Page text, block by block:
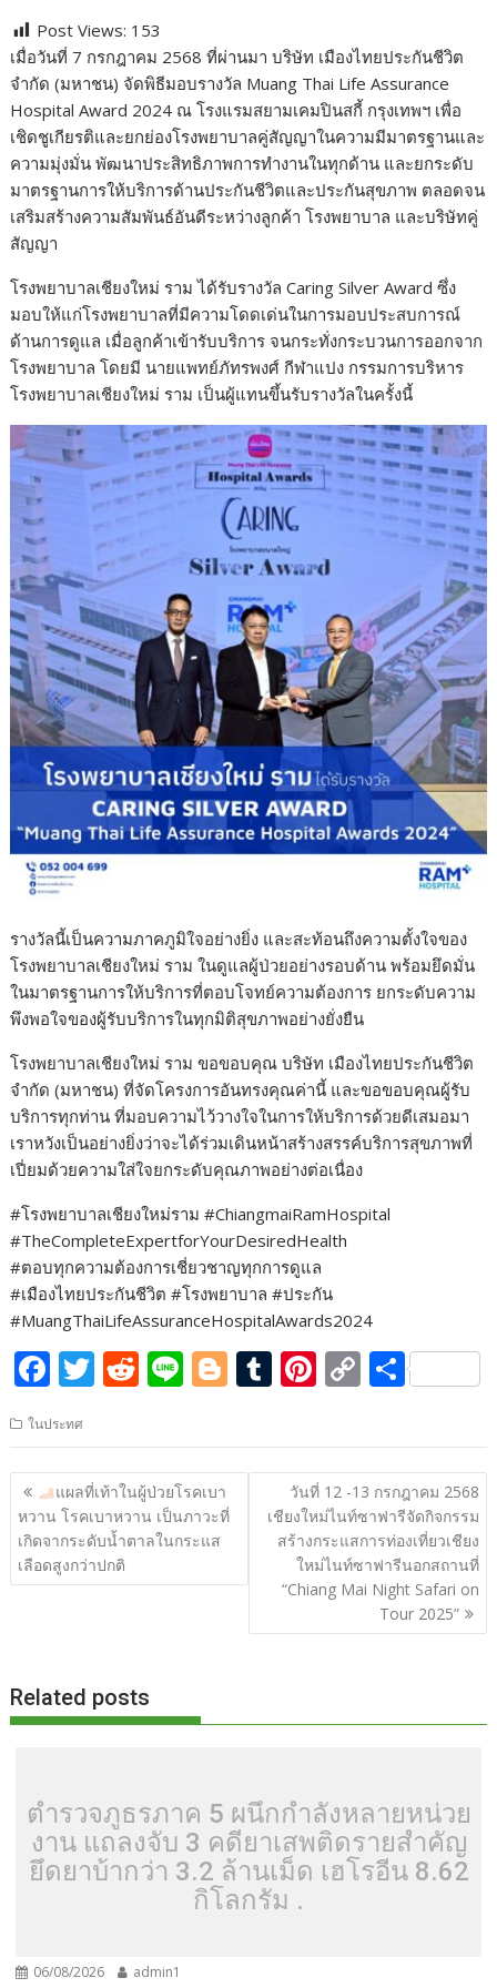
e
b
o
o
k
itt
er
d
di
t
e g
g
er
m
bl
r
er
e
st
p
y
Li
n
k
ar
e
Post Views: 153
เมื่อวันที่ 7 กรกฎาคม 2568 ที่ผ่านมา บริษัท เมืองไทยประกันชีวิต
จำกัด (มหาชน) จัดพิธีมอบรางวัล Muang Thai Life Assurance
Hospital Award 2024 ณ โรงแรมสยามเคมปินสกี้ กรุงเทพฯ เพื่อ
เชิดชูเกียรติและยกย่องโรงพยาบาลคู่สัญญาในความมีมาตรฐานและ
ความมุ่งมั่น พัฒนาประสิทธิภาพการทำงานในทุกด้าน และยกระดับ
มาตรฐานการให้บริการด้านประกันชีวิตและประกันสุขภาพ ตลอดจน
เสริมสร้างความสัมพันธ์อันดีระหว่างลูกค้า โรงพยาบาล และบริษัทคู่
สัญญา
โรงพยาบาลเชียงใหม่ ราม ได้รับรางวัล Caring Silver Award ซึ่ง
มอบให้แก่โรงพยาบาลที่มีความโดดเด่นในการมอบประสบการณ์
ด้านการดูแล เมื่อลูกค้าเข้ารับบริการ จนกระทั่งกระบวนการออกจาก
โรงพยาบาล โดยมี นายแพทย์ภัทรพงศ์ กีฬาแปง กรรมการบริหาร
โรงพยาบาลเชียงใหม่ ราม เป็นผู้แทนขึ้นรับรางวัลในครั้งนี้
รางวัลนี้เป็นความภาคภูมิใจอย่างยิ่ง และสะท้อนถึงความตั้งใจของ
โรงพยาบาลเชียงใหม่ ราม ในดูแลผู้ป่วยอย่างรอบด้าน พร้อมยึดมั่น
ในมาตรฐานการให้บริการที่ตอบโจทย์ความต้องการ ยกระดับความ
พึงพอใจของผู้รับบริการในทุกมิติสุขภาพอย่างยั่งยืน
โรงพยาบาลเชียงใหม่ ราม ขอขอบคุณ บริษัท เมืองไทยประกันชีวิต
จำกัด (มหาชน) ที่จัดโครงการอันทรงคุณค่านี้ และขอขอบคุณผู้รับ
บริการทุกท่าน ที่มอบความไว้วางใจในการให้บริการด้วยดีเสมอมา
เราหวังเป็นอย่างยิ่งว่าจะได้ร่วมเดินหน้าสร้างสรรค์บริการสุขภาพที่
เปี่ยมด้วยความใส่ใจยกระดับคุณภาพอย่างต่อเนื่อง
#โรงพยาบาลเชียงใหม่ราม #ChiangmaiRamHospital
#TheCompleteExpertforYourDesiredHealth
#ตอบทุกความต้องการเชี่ยวชาญทุกการดูแล
#เมืองไทยประกันชีวิต #โรงพยาบาล #ประกัน
#MuangThaiLifeAssuranceHospitalAwards2024
F
e
b
o
o
k
T
itt
er
R
d
di
t
Li
e
Bl
g
g
er
T
m
bl
r
Pi
er
e
st
C
p
y
Li
n
k
S
ar
e
ในประทศ
แนะแนว
เรื่อง
แผลที่เท้าในผู้ป่วยโรคเบา
หวาน โรคเบาหวาน เป็นภาวะที่
เกิดจากระดับน้ำตาลในกระแส
เลือดสูงกว่าปกติ
วันที่ 12 -13 กรกฎาคม 2568
เชียงใหม่​ไนท์​ซาฟารี​จัดกิจกรรม
สร้างกระแสการท่องเที่ยวเชียง
ใหม่ไนท์ซาฟารีนอกสถานที่
“Chiang Mai Night Safari on
Tour 2025”
Related posts
ตำรวจภูธรภาค 5 ผนึกกำลังหลายหน่วย
งาน แถลงจับ 3 คดียาเสพติดรายสำคัญ
ยึดยาบ้ากว่า 3.2 ล้านเม็ด เฮโรอีน 8.62
กิโลกรัม .
06/08/2026 admin1